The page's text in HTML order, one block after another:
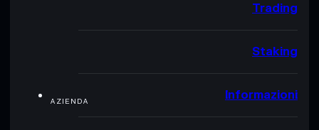
Trading
Staking
AZIENDA Informazioni